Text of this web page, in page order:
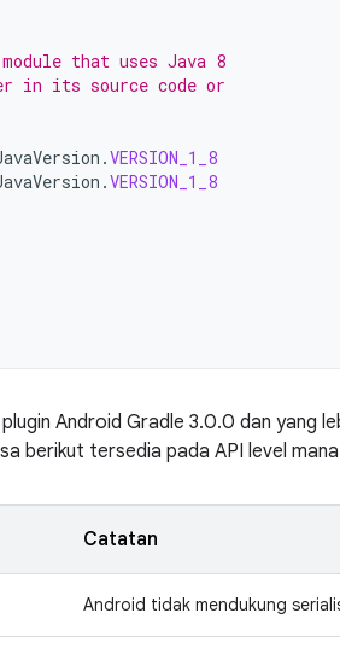
that uses Java 8
in its source code or
.VERSION_1_8
.VERSION_1_8
Android Gradle 3.0.0 dan yang
berikut tersedia pada API level mana
Catatan
Android tidak mendukung